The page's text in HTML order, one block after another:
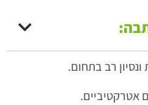
ונסיון רב בתחום.
אטרקטיביים.